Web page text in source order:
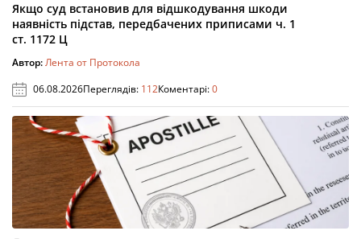
Якщо суд встановив для відшкодування шкоди
наявність підстав, передбачених приписами ч. 1
ст. 1172 Ц
Автор:Лента от Протокола
06.08.2026Переглядів: 112Коментарі:0